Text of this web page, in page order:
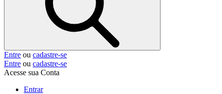
Entre ou cadastre-se
Entre ou cadastre-se
Acesse sua Conta
Entrar